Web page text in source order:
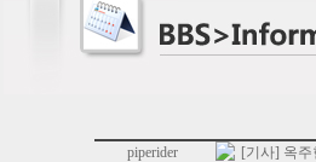
piperider [기사] 옥주